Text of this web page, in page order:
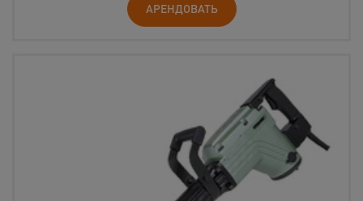
АРЕНДОВАТЬ